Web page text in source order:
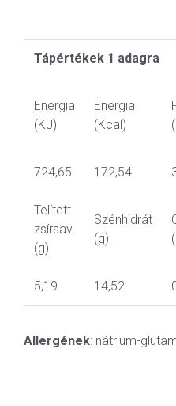
Tápértékek 1 adagra
Energia
(KJ)
Energia
(Kcal)
724,65 172,54
Telített
zsírsav
(g)
Szénhidrát
(g)
5,19 14,52
Allergének: nátrium-